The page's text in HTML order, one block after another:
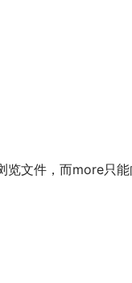
文件，而more只